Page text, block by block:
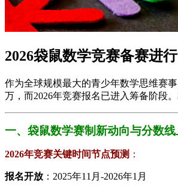
2026袋鼠数学竞赛备赛进
作为全球规模最大的青少年数学思维赛
万，而2026年竞赛报名已进入筹备阶段
一、袋鼠数学赛制新动向与分数
2026年竞赛关键时间节点预测​ ​：
​报名开放​ ​：2025年11月-2026年1月